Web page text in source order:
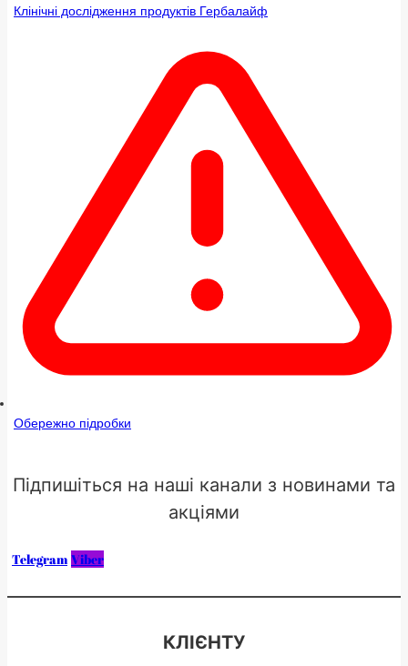
Клінічні дослідження продуктів Гербалайф
Обережно підробки
Підпишіться на наші канали з новинами та
акціями
Telegram Viber
КЛІЄНТУ